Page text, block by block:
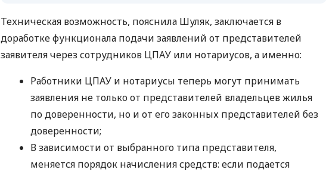
Техническая возможность, пояснила Шуляк, заключается в
доработке функционала подачи заявлений от представителей
заявителя через сотрудников ЦПАУ или нотариусов, а именно:
Работники ЦПАУ и нотариусы теперь могут принимать
заявления не только от представителей владельцев жилья
по доверенности, но и от его законных представителей без
доверенности;
В зависимости от выбранного типа представителя,
меняется порядок начисления средств: если подается